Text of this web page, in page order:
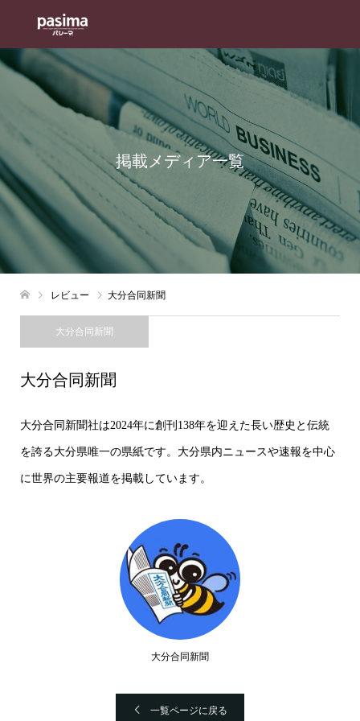
掲載メディア一覧
レビュー 大分合同新聞
大分合同新聞
大分合同新聞
大分合同新聞社は2024年に創刊138年を迎えた長い歴史と伝統
を誇る大分県唯一の県紙です。大分県内ニュースや速報を中心
に世界の主要報道を掲載しています。
大分合同新聞
一覧ページに戻る